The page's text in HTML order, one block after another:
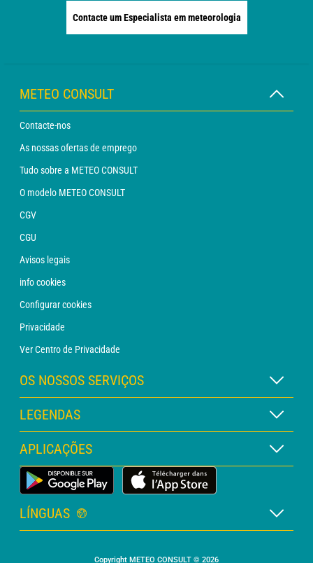
Contacte um Especialista em meteorologia
METEO CONSULT
Contacte-nos
As nossas ofertas de emprego
Tudo sobre a METEO CONSULT
O modelo METEO CONSULT
CGV
CGU
Avisos legais
info cookies
Configurar cookies
Privacidade
Ver Centro de Privacidade
OS NOSSOS SERVIÇOS
Assinatura METEO Xpert
Assinatura METEO PRO
Consulta com um analista
Boletim PRO
LEGENDAS
Legenda dos mapas
Legenda dos pictogramas
Glossário
APLICAÇÕES
App Meteorológica Terrestre
LÍNGUAS
Copyright METEO CONSULT © 2026